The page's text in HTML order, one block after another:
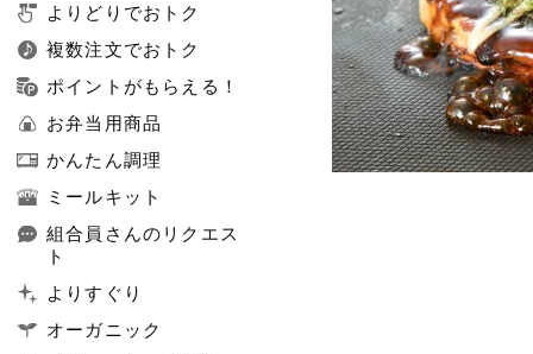
よりどりでおトク
複数注文でおトク
ポイントがもらえる！
お弁当用商品
かんたん調理
ミールキット
組合員さんのリクエス
ト
よりすぐり
オーガニック